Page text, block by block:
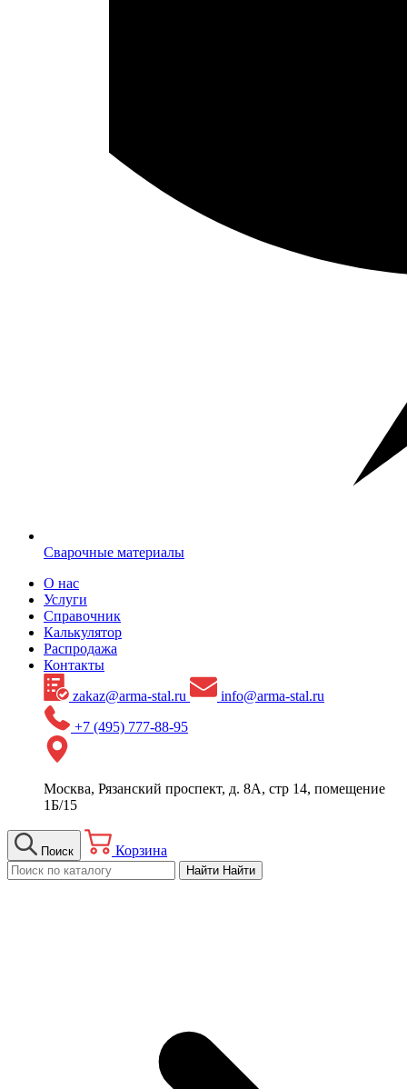
Сварочные материалы
О нас
Услуги
Справочник
Калькулятор
Распродажа
Контакты
zakaz@arma-stal.ru
info@arma-stal.ru
+7 (495) 777-88-95
Москва, Рязанский проспект, д. 8А, стр 14, помещение
1Б/15
Поиск Корзина
Найти Найти